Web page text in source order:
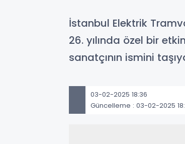
İstanbul Elektrik
26. yılında özel bir
sanatçının ismini
03-02-2025 18:36
Güncelleme : 03-02-2025